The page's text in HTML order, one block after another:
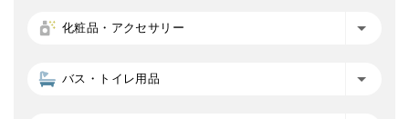
化粧品・アクセサリー
バス・トイレ用品